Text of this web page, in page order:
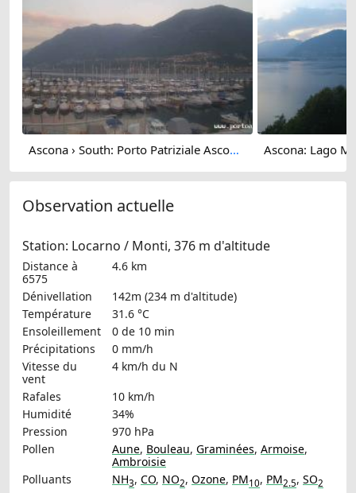
Ascona › South: Porto Patriziale Ascona - Gambarogno - Lake Maggiore
Observation actuelle
Station: Locarno / Monti, 376 m d'altitude
Distance à
6575
4.6 km
Dénivellation
142m (234 m d'altitude)
Température
31.6 °C
Ensoleillement
0 de 10 min
Précipitations
0 mm/h
Vitesse du
vent
4 km/h du N
Rafales
10 km/h
Humidité
34%
Pression
970 hPa
Pollen
Aune, Bouleau, Graminées, Armoise,
Ambroisie
Polluants
NH3, CO, NO2, Ozone, PM10, PM2.5, SO2